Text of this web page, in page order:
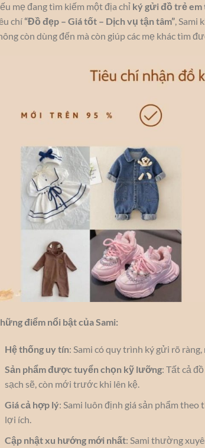
mẹ đang tìm kiếm một địa chỉ ký gửi đồ trẻ em
chí “Đồ đẹp – Giá tốt – Dịch vụ tận tâm”, Sami
còn dùng đến mà còn giúp các mẹ khác tìm
điểm nổi bật của Sami:
Hệ thống uy tín: Sami có quy trình ký gửi rõ
Sản phẩm được tuyển chọn kỹ lưỡng: Tất cả
sạch sẽ, còn mới trước khi lên kệ.
Giá cả hợp lý: Sami luôn định giá sản phẩm
lợi ích.
Cập nhật xu hướng mới nhất: Sami thường